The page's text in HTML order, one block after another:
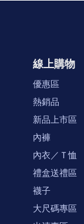
線上購物
優惠區
熱銷品
新品上市區
內褲
內衣／Ｔ恤
禮盒送禮區
襪子
大尺碼專區